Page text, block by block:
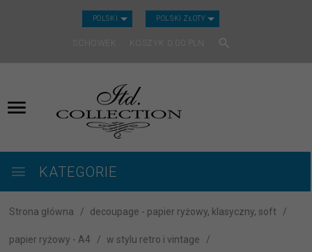
POLSKI CURRENCY_H
POLSKI ZŁOTY
SCHOWEK KOSZYK
KATEGORIE
Strona główna decoupage - papier ryżowy, klasyczny, soft
papier ryżowy - A4 w stylu retro i vintage